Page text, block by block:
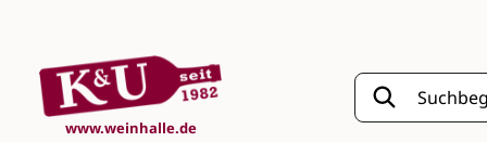
www.weinhalle.de